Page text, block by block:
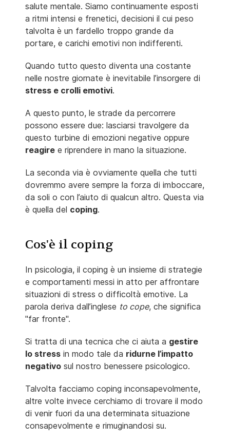
salute mentale. Siamo continuamente esposti
a ritmi intensi e frenetici, decisioni il cui peso
talvolta è un fardello troppo grande da
portare, e carichi emotivi non indifferenti.
Quando tutto questo diventa una costante
nelle nostre giornate è inevitabile l’insorgere di
stress e crolli emotivi.
A questo punto, le strade da percorrere
possono essere due: lasciarsi travolgere da
questo turbine di emozioni negative oppure
reagire e riprendere in mano la situazione.
La seconda via è ovviamente quella che tutti
dovremmo avere sempre la forza di imboccare,
da soli o con l’aiuto di qualcun altro. Questa via
è quella del coping.
Cos'è il coping
In psicologia, il coping è un insieme di strategie
e comportamenti messi in atto per affrontare
situazioni di stress o difficoltà emotive. La
parola deriva dall’inglese to cope, che significa
"far fronte".
Si tratta di una tecnica che ci aiuta a gestire
lo stress in modo tale da ridurne l’impatto
negativo sul nostro benessere psicologico.
Talvolta facciamo coping inconsapevolmente,
altre volte invece cerchiamo di trovare il modo
di venir fuori da una determinata situazione
consapevolmente e rimuginandosi su.